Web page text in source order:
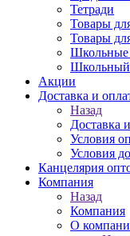
Тетради
Товары
Товары
Школьные
Школьный
Акции
Доставка и
Назад
Доставка
Условия
Условия
Канцелярия
Компания
Назад
Компания
О